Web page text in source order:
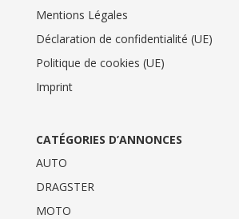
Mentions Légales
Déclaration de confidentialité (UE)
Politique de cookies (UE)
Imprint
CATÉGORIES D’ANNONCES
AUTO
DRAGSTER
MOTO